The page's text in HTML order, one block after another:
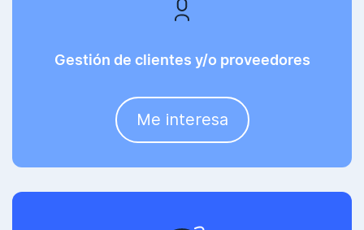
Gestión de clientes y/o proveedores
Me interesa